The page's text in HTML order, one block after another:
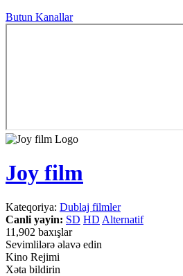
Butun Kanallar
Joy film
Kateqoriya: Dublaj filmler
Canli yayin: SD HD Alternatif
11,902 baxışlar
Sevimlilərə əlavə edin
Kino Rejimi
Xəta bildirin